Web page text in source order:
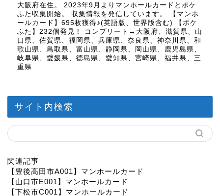
大阪府在住。 2023年9月よりマンホールカードとポケ
ふた収集開始。 収集情報を発信しています。 【マンホ
ールカード】695枚獲得♪(英語版、世界版含む) 【ポケ
ふた】232個発見！ コンプリート→大阪府、滋賀県、山
口県、佐賀県、福岡県、兵庫県、奈良県、神奈川県、和
歌山県、鳥取県、富山県、静岡県、岡山県、鹿児島県、
岐阜県、愛媛県、徳島県、愛知県、宮崎県、福井県、三
重県
サイト内検索
関連記事
【豊後高田市A001】マンホールカード
【山口市E001】マンホールカード
【下松市C001】マンホールカード